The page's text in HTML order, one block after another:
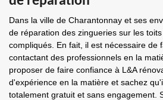
Dans la ville de Charantonnay et ses
de réparation des zingueries sur les
compliqués. En fait, il est nécessaire de
contactant des professionnels en la
proposer de faire confiance à L&A
d'expérience en la matière et sachez
totalement gratuit et sans engagement.